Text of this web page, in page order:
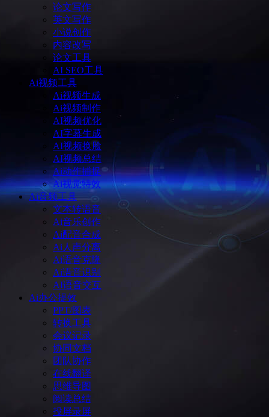
论文写作
英文写作
小说创作
内容改写
论文工具
AI SEO工具
Ai视频工具
Ai视频生成
Ai视频制作
AI视频优化
AI字幕生成
AI视频换脸
AI视频总结
Ai动作捕捉
Ai视觉特效
Ai音频工具
文本转语音
Ai音乐创作
Ai配音合成
Ai人声分离
Ai语音克隆
Ai语音识别
AI语音交互
Ai办公提效
PPT/图表
转换工具
会议记录
协同文档
团队协作
在线翻译
思维导图
阅读总结
投屏录屏